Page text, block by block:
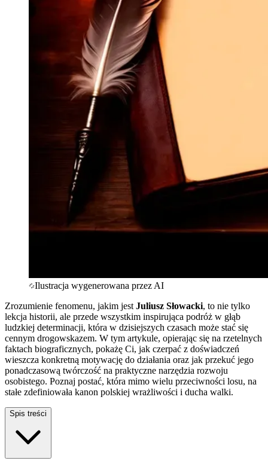
Ilustracja wygenerowana przez AI
Zrozumienie fenomenu, jakim jest Juliusz Słowacki, to nie tylko
lekcja historii, ale przede wszystkim inspirująca podróż w głąb
ludzkiej determinacji, która w dzisiejszych czasach może stać się
cennym drogowskazem. W tym artykule, opierając się na rzetelnych
faktach biograficznych, pokażę Ci, jak czerpać z doświadczeń
wieszcza konkretną motywację do działania oraz jak przekuć jego
ponadczasową twórczość na praktyczne narzędzia rozwoju
osobistego. Poznaj postać, która mimo wielu przeciwności losu, na
stałe zdefiniowała kanon polskiej wrażliwości i ducha walki.
Spis treści